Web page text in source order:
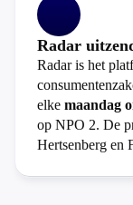
Radar
Radar is het
elke maandag
op NPO 2. De
Hertsenberg en